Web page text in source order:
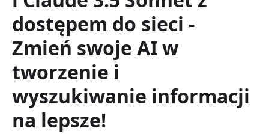
dostępem do sieci -
Zmień swoje AI w
tworzenie i
wyszukiwanie informacji
na lepsze!